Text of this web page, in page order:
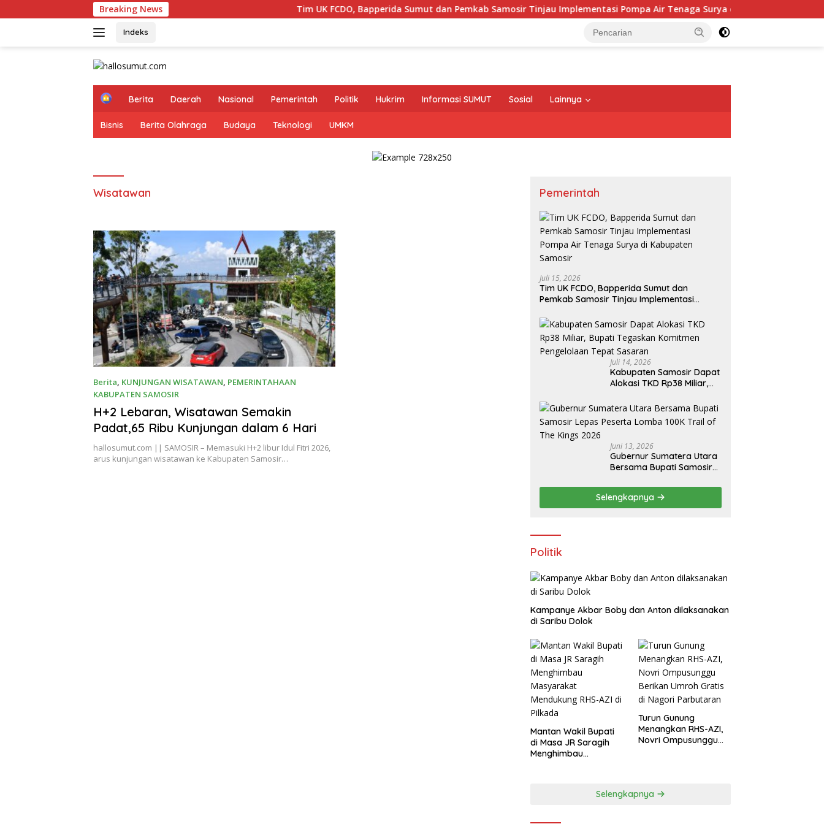
ke
Breaking News Tim UK FCDO, Bapperida Sumut dan Pemkab Samosir Tinjau Implementasi Pompa Air Tenaga Surya di Kabupaten Samosir
Indeks
H
m
e
Berita Daerah Nasional Pemerintah Politik Hukrim Informasi SUMUT Sosial Lainnya
Bisnis Berita Olahraga Budaya Teknologi UMKM
Wisatawan
Berita, KUNJUNGAN WISATAWAN, PEMERINTAHAAN
KABUPATEN SAMOSIR
Maret 24, 2026
H+2 Lebaran, Wisatawan Semakin
Padat,65 Ribu Kunjungan dalam 6 Hari
hallosumut.com || SAMOSIR – Memasuki H+2 libur Idul Fitri 2026,
arus kunjungan wisatawan ke Kabupaten Samosir…
Pemerintah
Juli 15, 2026
Tim UK FCDO, Bapperida Sumut dan
Pemkab Samosir Tinjau Implementasi
Samosir
Juli 14, 2026
Kabupaten Samosir Dapat
Alokasi TKD Rp38 Miliar,
Komitmen Pengelolaan
Tepat Sasaran
Juni 13, 2026
Gubernur Sumatera Utara
Bersama Bupati Samosir
100K Trail of The Kings
2026
Selengkapnya
Politik
Kampanye Akbar Boby dan Anton dilaksanakan
di Saribu Dolok
Mantan Wakil Bupati
di Masa JR Saragih
Menghimbau
Turun Gunung
Menangkan RHS-AZI,
Novri Ompusunggu
Selengkapnya